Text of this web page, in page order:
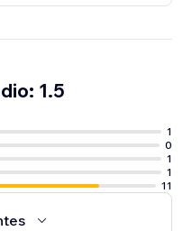
1.5
1
0
1
1
11